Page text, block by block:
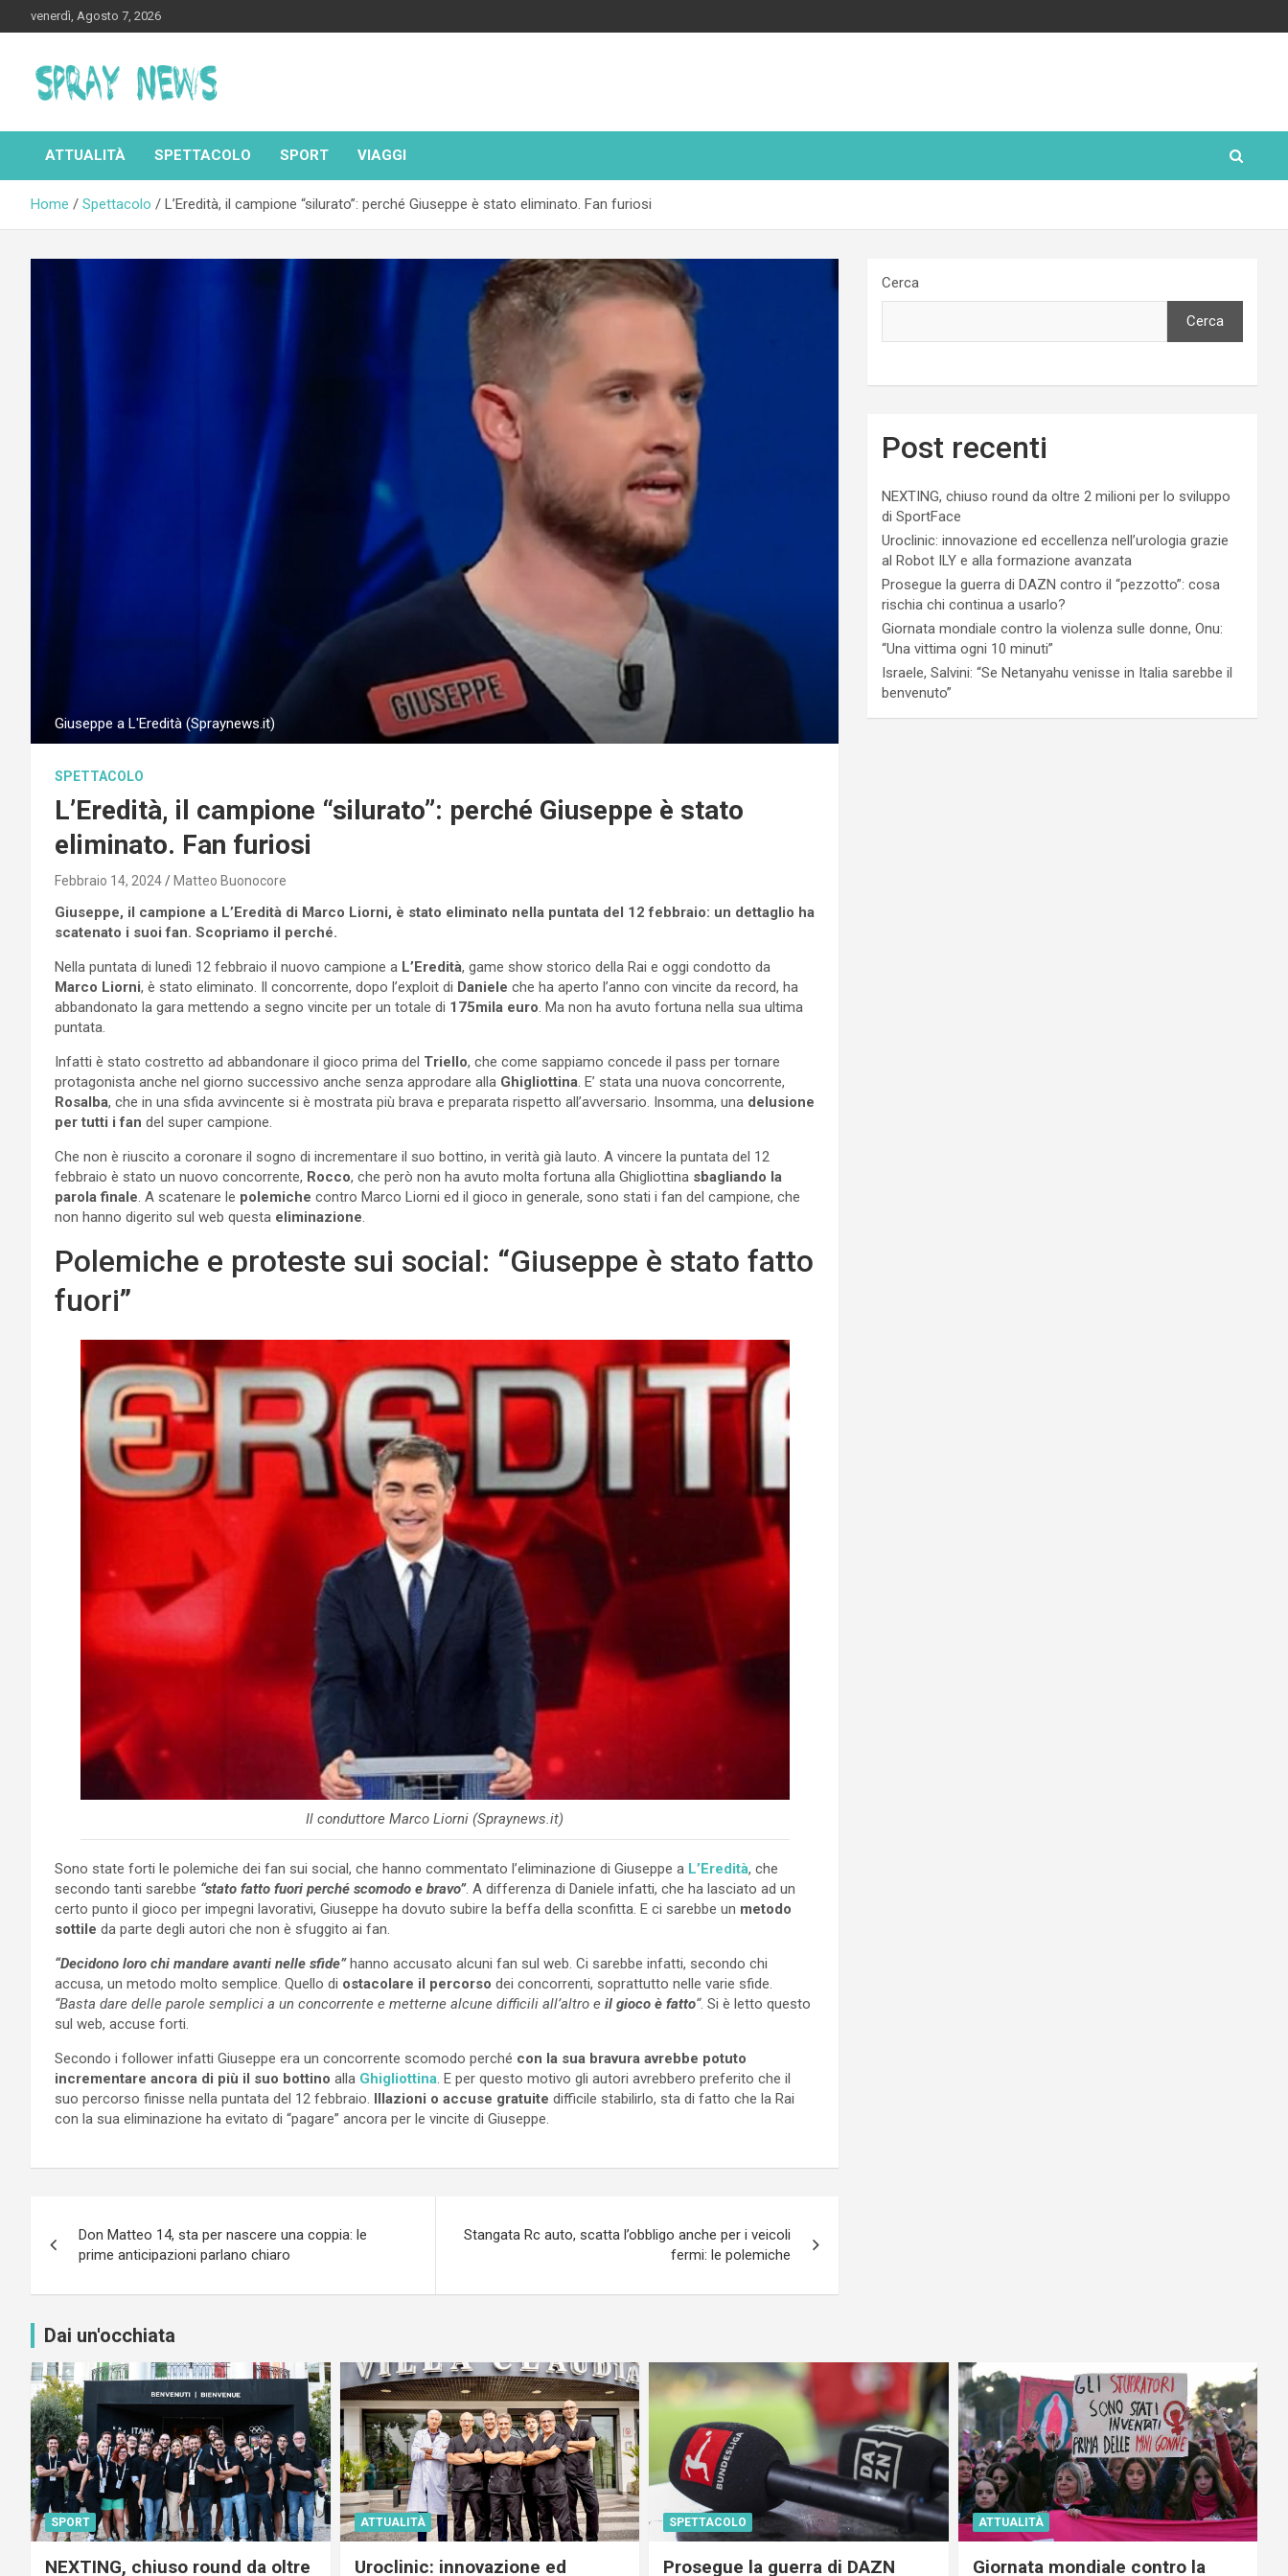
to
venerdì, Agosto 7, 2026
Spraynews.it
ATTUALITÀ SPETTACOLO SPORT VIAGGI
Home Spettacolo L’Eredità, il campione “silurato”: perché Giuseppe è stato eliminato. Fan furiosi
Giuseppe a L'Eredità (Spraynews.it)
SPETTACOLO
L’Eredità, il campione “silurato”: perché Giuseppe è stato
eliminato. Fan furiosi
Febbraio 14, 2024 Matteo Buonocore
Giuseppe, il campione a L’Eredità di Marco Liorni, è stato eliminato nella puntata del 12 febbraio: un dettaglio ha
scatenato i suoi fan. Scopriamo il perché.
Nella puntata di lunedì 12 febbraio il nuovo campione a L’Eredità, game show storico della Rai e oggi condotto da
Marco Liorni, è stato eliminato. Il concorrente, dopo l’exploit di Daniele che ha aperto l’anno con vincite da record, ha
abbandonato la gara mettendo a segno vincite per un totale di 175mila euro . Ma non ha avuto fortuna nella sua ultima
puntata.
Infatti è stato costretto ad abbandonare il gioco prima del Triello, che come sappiamo concede il pass per tornare
protagonista anche nel giorno successivo anche senza approdare alla Ghigliottina . E’ stata una nuova concorrente,
Rosalba, che in una sfida avvincente si è mostrata più brava e preparata rispetto all’avversario. Insomma, una delusione
per tutti i fan del super campione.
Che non è riuscito a coronare il sogno di incrementare il suo bottino, in verità già lauto. A vincere la puntata del 12
febbraio è stato un nuovo concorrente, Rocco, che però non ha avuto molta fortuna alla Ghigliottina sbagliando la
parola finale . A scatenare le polemiche contro Marco Liorni ed il gioco in generale, sono stati i fan del campione, che
non hanno digerito sul web questa eliminazione
Polemiche e proteste sui social: “Giuseppe è stato fatto
fuori”
Il conduttore Marco Liorni (Spraynews.it)
Sono state forti le polemiche dei fan sui social, che hanno commentato l’eliminazione di Giuseppe a L’Eredità, che
secondo tanti sarebbe “stato fatto fuori perché scomodo e bravo”. A differenza di Daniele infatti, che ha lasciato ad un
certo punto il gioco per impegni lavorativi, Giuseppe ha dovuto subire la beffa della sconfitta. E ci sarebbe un metodo
sottile da parte degli autori che non è sfuggito ai fan.
“Decidono loro chi mandare avanti nelle sfide”hanno accusato alcuni fan sul web. Ci sarebbe infatti, secondo chi
accusa, un metodo molto semplice. Quello di ostacolare il percorso dei concorrenti, soprattutto nelle varie sfide.
“Basta dare delle parole semplici a un concorrente e metterne alcune difficili all’altro e il gioco è fatto“. Si è letto questo
sul web, accuse forti.
Secondo i follower infatti Giuseppe era un concorrente scomodo perché con la sua bravura avrebbe potuto
incrementare ancora di più il suo bottino alla Ghigliottina . E per questo motivo gli autori avrebbero preferito che il
suo percorso finisse nella puntata del 12 febbraio. Illazioni o accuse gratuite difficile stabilirlo, sta di fatto che la Rai
con la sua eliminazione ha evitato di “pagare” ancora per le vincite di Giuseppe.
articoli
Don Matteo 14, sta per nascere una coppia: le
prime anticipazioni parlano chiaro
Stangata Rc auto, scatta l’obbligo anche per i veicoli
fermi: le polemiche
Cerca
Cerca
Post recenti
NEXTING, chiuso round da oltre 2 milioni per lo sviluppo
di SportFace
Uroclinic: innovazione ed eccellenza nell’urologia grazie
al Robot ILY e alla formazione avanzata
Prosegue la guerra di DAZN contro il “pezzotto”: cosa
rischia chi continua a usarlo?
Giornata mondiale contro la violenza sulle donne, Onu:
“Una vittima ogni 10 minuti”
Israele, Salvini: “Se Netanyahu venisse in Italia sarebbe il
benvenuto”
Dai un'occhiata
SPORT
NEXTING, chiuso round da oltre
ATTUALITÀ
Uroclinic: innovazione ed
SPETTACOLO
Prosegue la guerra di DAZN
ATTUALITÀ
Giornata mondiale contro la